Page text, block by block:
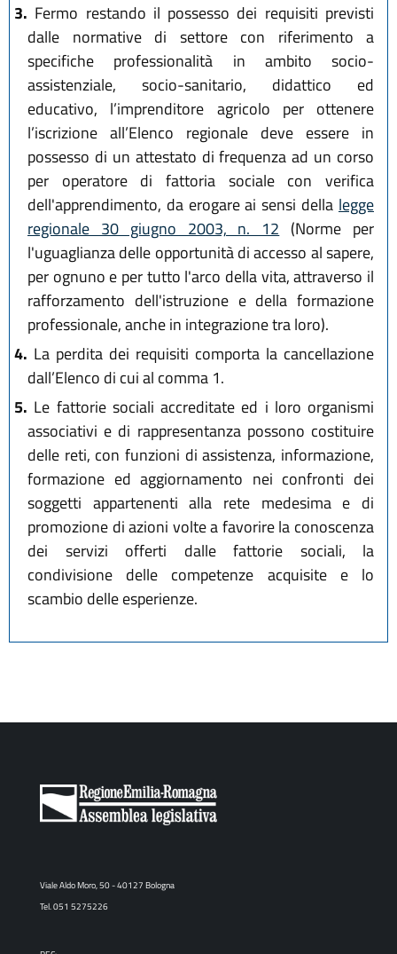
3. Fermo restando il possesso dei requisiti previsti
dalle normative di settore con riferimento a
specifiche professionalità in ambito socio-
assistenziale, socio-sanitario, didattico ed
educativo, l’imprenditore agricolo per ottenere
l’iscrizione all’Elenco regionale deve essere in
possesso di un attestato di frequenza ad un corso
per operatore di fattoria sociale con verifica
dell'apprendimento, da erogare ai sensi della legge
regionale 30 giugno 2003, n. 12 (Norme per
l'uguaglianza delle opportunità di accesso al sapere,
per ognuno e per tutto l'arco della vita, attraverso il
rafforzamento dell'istruzione e della formazione
professionale, anche in integrazione tra loro).
4. La perdita dei requisiti comporta la cancellazione
dall’Elenco di cui al comma 1.
5. Le fattorie sociali accreditate ed i loro organismi
associativi e di rappresentanza possono costituire
delle reti, con funzioni di assistenza, informazione,
formazione ed aggiornamento nei confronti dei
soggetti appartenenti alla rete medesima e di
promozione di azioni volte a favorire la conoscenza
dei servizi offerti dalle fattorie sociali, la
condivisione delle competenze acquisite e lo
scambio delle esperienze.
Viale Aldo Moro, 50 - 40127 Bologna
Tel. 051 5275226